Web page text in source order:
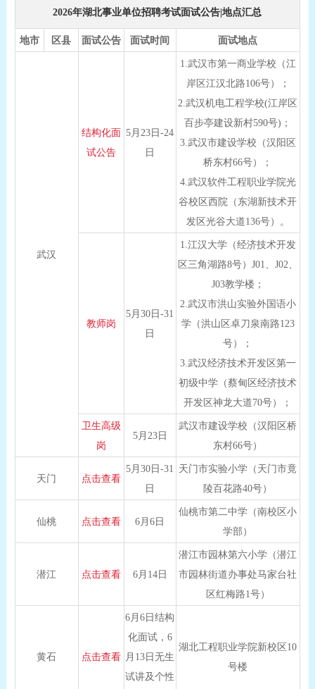
2026年湖北事业单位招聘考试面试公告|地点汇总
地市 区县 面试公告 面试时间 面试地点
武汉
结构化面
试公告
5月23日-24
日
1.武汉市第一商业学校（江
岸区江汉北路106号）；
2.武汉机电工程学校(江岸区
百步亭建设新村590号)；
3.武汉市建设学校（汉阳区
桥东村66号）；
4.武汉软件工程职业学院光
谷校区西院（东湖新技术开
发区光谷大道136号）。
教师岗
5月30日-31
日
1.江汉大学（经济技术开发
区三角湖路8号）J01、J02、
J03教学楼；
2.武汉市洪山实验外国语小
学（洪山区卓刀泉南路123
号）；
3.武汉经济技术开发区第一
初级中学（蔡甸区经济技术
开发区神龙大道70号）；
卫生高级
岗
5月23日
武汉市建设学校（汉阳区桥
东村66号）
天门 点击查看
5月30日-31
日
天门市实验小学（天门市竟
陵百花路40号）
仙桃 点击查看 6月6日
仙桃市第二中学（南校区小
学部）
潜江 点击查看 6月14日
潜江市园林第六小学（潜江
市园林街道办事处马家台社
区红梅路1号）
黄石 点击查看
6月6日结构
化面试，6
月13日无生
试讲及个性
湖北工程职业学院新校区10
号楼